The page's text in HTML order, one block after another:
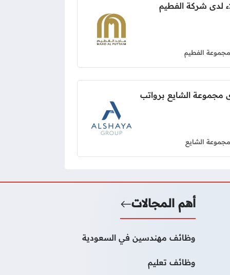
لدى شركة الفطيم
الفطيم
مجموعة الشايع برواتب
الشايع
أهم المجالات
وظائف مهندسين في السعودية
وظائف تعليم